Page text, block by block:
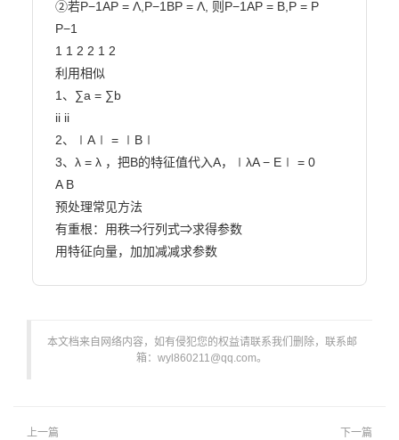
②若P−1AP = Λ,P−1BP = Λ, 则P−1AP = B,P = P
P−1
1 1 2 2 1 2
利用相似
1、∑a = ∑b
ii ii
2、∣A∣ = ∣B∣
3、λ = λ ，把B的特征值代入A，∣λA − E∣ = 0
A B
预处理常见方法
有重根：用秩⇒行列式⇒求得参数
用特征向量，加加减减求参数
本文档来自网络内容，如有侵犯您的权益请联系我们删除，联系邮
箱：wyl860211@qq.com。
上一篇 下一篇